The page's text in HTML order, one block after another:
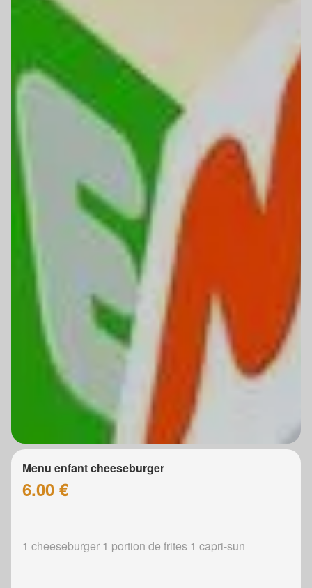
Menu enfant cheeseburger
6.00 €
1 cheeseburger 1 portion de frites 1 capri-sun